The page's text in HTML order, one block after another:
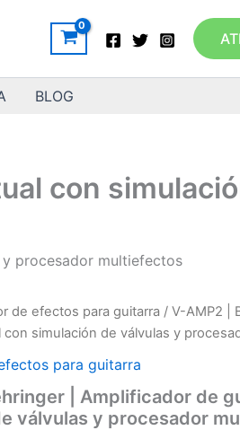
BLOG
con
procesador multiefectos
de efectos para guitarra / V-AMP2 |
con simulación de válvulas y
para guitarra
| Amplificador de
válvulas y procesador